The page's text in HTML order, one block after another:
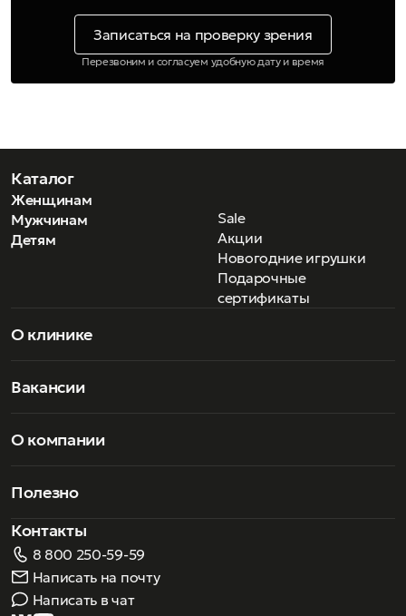
Записаться на проверку зрения
Перезвоним и согласуем удобную дату и время
Каталог
Женщинам
Мужчинам
Детям
Sale
Акции
Новогодние игрушки
Подарочные
сертификаты
О клинике
Вакансии
О компании
Полезно
Контакты
8 800 250-59-59
Написать на почту
Написать в чат